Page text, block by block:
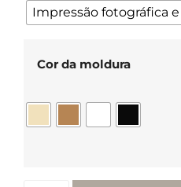
Impressão fotográfica
Cor da moldura